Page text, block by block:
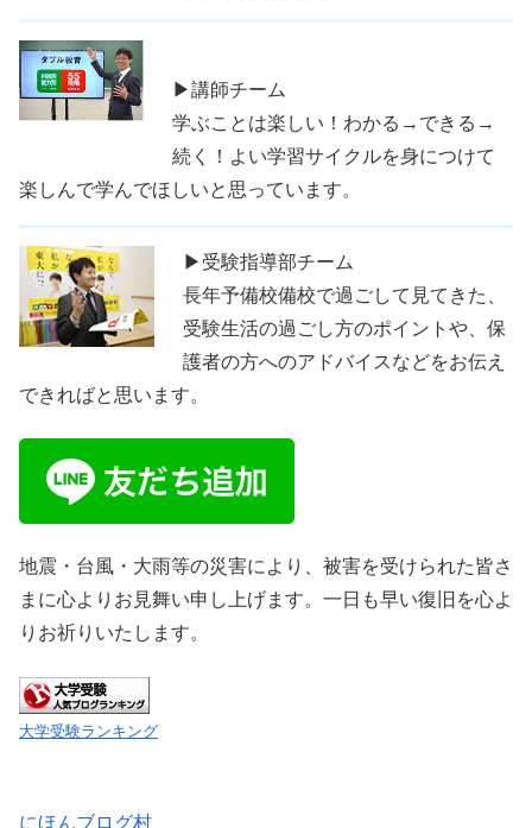
▶講師チーム
学ぶことは楽しい！わかる→できる→
続く！よい学習サイクルを身につけて
楽しんで学んでほしいと思っています。
▶受験指導部チーム
長年予備校備校で過ごして見てきた、
受験生活の過ごし方のポイントや、保
護者の方へのアドバイスなどをお伝え
できればと思います。
地震・台風・大雨等の災害により、被害を受けられた皆さ
まに心よりお見舞い申し上げます。一日も早い復旧を心よ
りお祈りいたします。
大学受験ランキング
にほんブログ村